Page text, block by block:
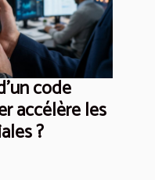
code
accélère les
?